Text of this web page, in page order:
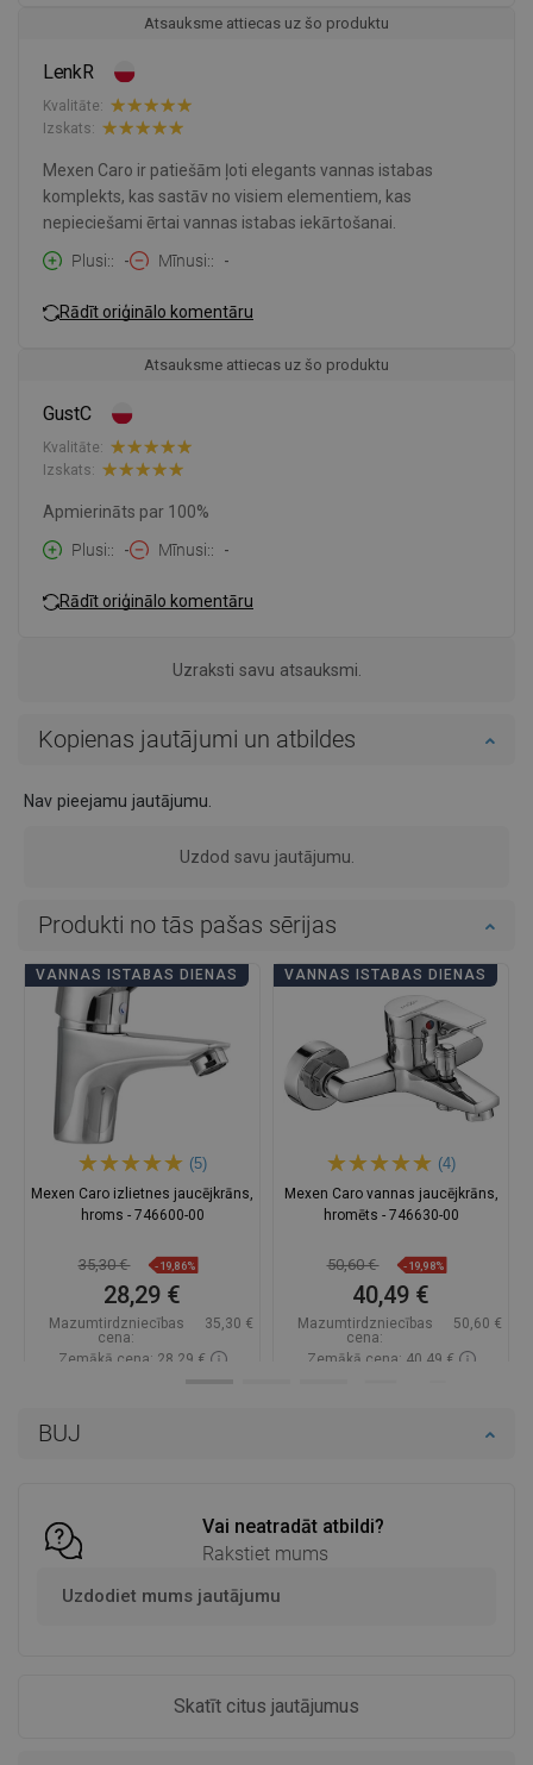
BUJ
Vai neatradāt atbildi?
Rakstiet mums
Uzdodiet mums jautājumu
Skatīt citus jautājumus
Atsauksme attiecas uz šo produktu
LenkR
Kvalitāte:
Izskats:
Mexen Caro ir patiešām ļoti elegants vannas istabas
komplekts, kas sastāv no visiem elementiem, kas
nepieciešami ērtai vannas istabas iekārtošanai.
Plusi:
- Mīnusi: -
Rādīt oriģinālo komentāru
Atsauksme attiecas uz šo produktu
GustC
Kvalitāte:
Izskats:
Apmierināts par 100%
Plusi:
- Mīnusi: -
Rādīt oriģinālo komentāru
Uzraksti savu atsauksmi.
Kopienas jautājumi un atbildes
Nav pieejamu jautājumu.
Uzdod savu jautājumu.
Produkti no tās pašas sērijas
VANNAS ISTABAS DIENAS
(5)
Mexen Caro izlietnes jaucējkrāns,
hroms - 746600-00
35,30 € -19,86%
28,29 €
Mazumtirdzniecības
cena:
35,30 €
Zemākā cena: 28,29 €
VANNAS ISTABAS DIENAS
(4)
Mexen Caro vannas jaucējkrāns,
hromēts - 746630-00
50,60 € -19,98%
40,49 €
Mazumtirdzniecības
cena:
50,60 €
Zemākā cena: 40,49 €